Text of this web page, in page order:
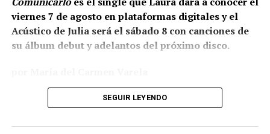
viernes 7 de agosto en plataformas digitales y el
Acústico de Julia será el sábado 8 con canciones de
su álbum debut y adelantos del próximo disco.
Laura Zapata: Espantar el mal
El viernes 7 de agosto estará disponible en plataformas
SEGUIR LEYENDO